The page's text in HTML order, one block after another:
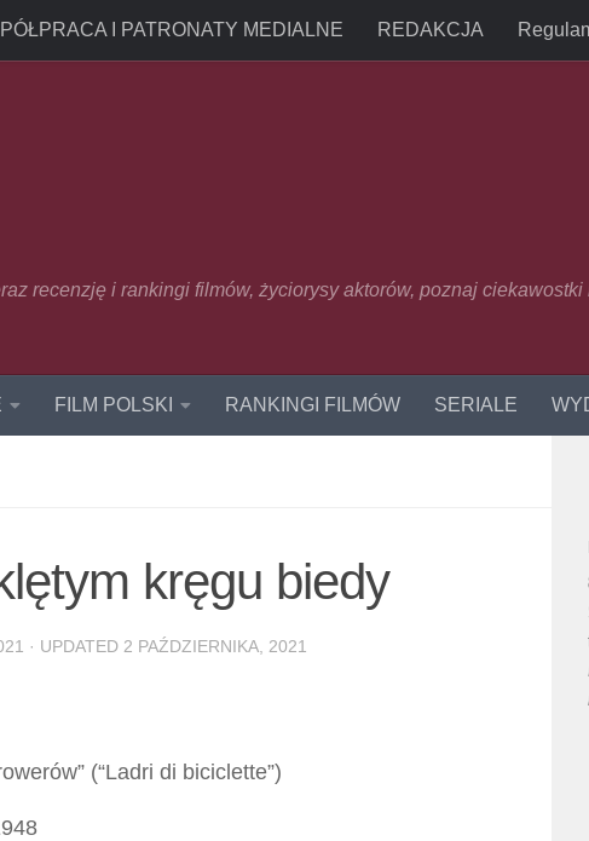
I PATRONATY MEDIALNE REDAKCJA
recenzję i rankingi filmów, życiorysy aktorów, poznaj
FILM POLSKI RANKINGI FILMÓW SERIALE
kręgu biedy
· UPDATED 2 PAŹDZIERNIKA, 2021
(“Ladri di biciclette”)